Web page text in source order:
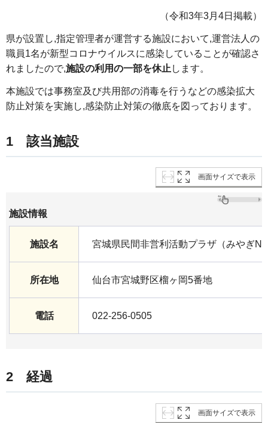
（令和3年3月4日掲載）
県が設置し,指定管理者が運営する施設において,運営法人の
職員1名が新型コロナウイルスに感染していることが確認さ
れましたので,施設の利用の一部を休止 します。
本施設では事務室及び共用部の消毒を行うなどの感染拡大
防止対策を実施し,感染防止対策の徹底を図っております。
1 該当施設
画面サイズで表示
施設情報
施設名 宮城県民間非営利活動プラザ（みやぎ
所在地 仙台市宮城野区榴ヶ岡5番地
電話 022-256-0505
2 経過
画面サイズで表示